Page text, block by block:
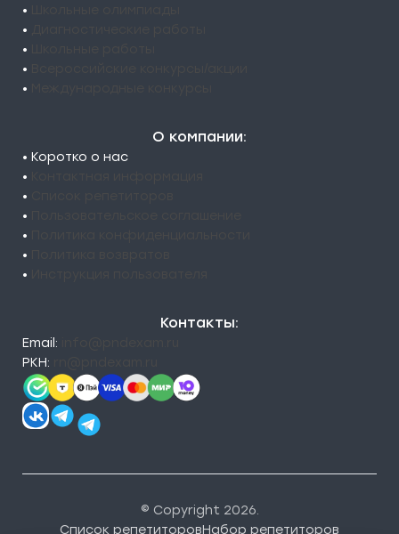
•
•
•
•
•
О компании:
• Коротко о нас
•
•
•
•
•
•
Контакты:
Email:
РКН:
© Copyright 2026.
Список репетиторовНабор репетиторов